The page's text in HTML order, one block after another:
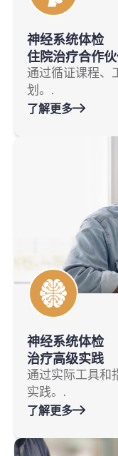
神经系统体检
住院治疗合作
通过循证课程、
划。.
了解更多
神经系统体检
治疗高级实践
通过实际工具和
实践。.
了解更多